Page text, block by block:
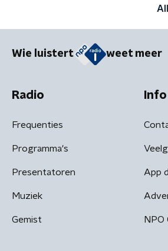
Wie luistert weet meer
Radio
Frequenties
Programma's
Presentatoren
Muziek
Gemist
Info
App
NPO